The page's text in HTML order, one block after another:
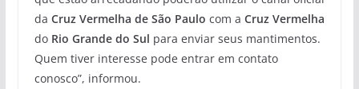
da Cruz Vermelha de São Paulo com a Cruz Vermelha
do Rio Grande do Sul para enviar seus mantimentos.
Quem tiver interesse pode entrar em contato
conosco”, informou.